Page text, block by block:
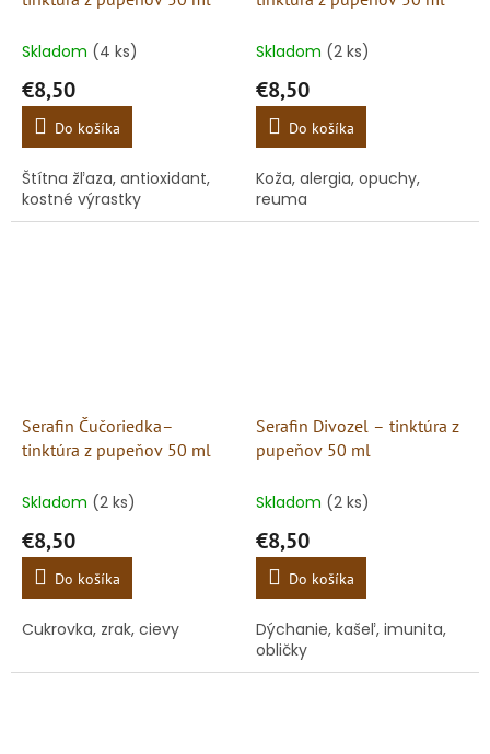
Skladom (4 ks)
€8,50
Do košíka
Štítna žľaza, antioxidant,
kostné výrastky
Skladom (2 ks)
€8,50
Do košíka
Koža, alergia, opuchy,
reuma
Serafin Čučoriedka–
tinktúra z pupeňov 50 ml
Skladom (2 ks)
€8,50
Do košíka
Cukrovka, zrak, cievy
Serafin Divozel – tinktúra z
pupeňov 50 ml
Skladom (2 ks)
€8,50
Do košíka
Dýchanie, kašeľ, imunita,
obličky